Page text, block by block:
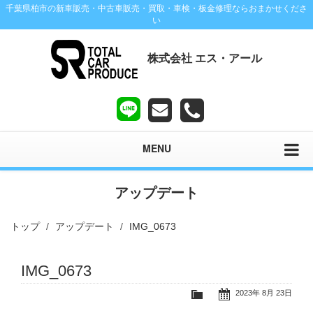
千葉県柏市の新車販売・中古車販売・買取・車検・板金修理ならおまかせくださ
い
株式会社 エス・アール
MENU
アップデート
トップ アップデート IMG_0673
IMG_0673
2023年 8月 23日